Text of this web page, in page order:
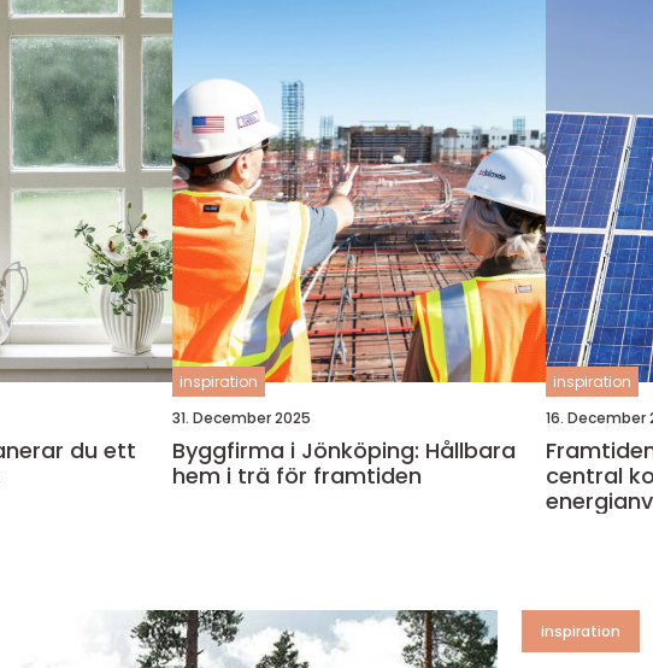
inspiration
31. December 2025
Byggfirma i Jönköping: Hållbara
hem i trä för framtiden
inspiration
16. December
central
inspiration